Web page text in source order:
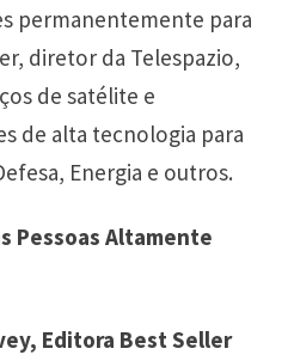
permanentemente para
diretor da Telespazio,
de satélite e
de alta tecnologia para
Energia e outros.
Pessoas Altamente
Editora Best Seller